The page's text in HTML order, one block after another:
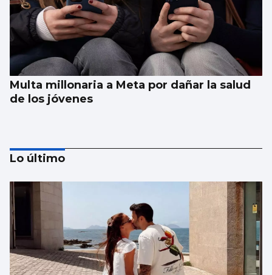
Multa millonaria a Meta por dañar la salud
de los jóvenes
Galería | Álbum para celebrar el Día
Internacional del Gato
Lo último